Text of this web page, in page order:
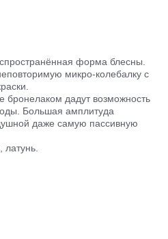
форма блесны.
микро-колебалку с
бронелаком дадут возможность
Большая амплитуда
даже самую пассивную